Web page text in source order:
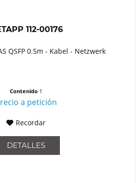
112-00176
QSFP 0.5m - Kabel - Netzwerk
Contenido 1
a petición
Recordar
DETALLES